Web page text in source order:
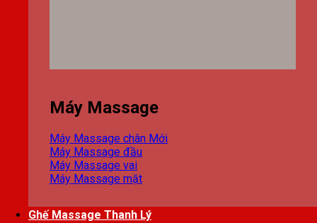
Máy Massage
Máy Massage chân
Máy Massage đầu
Máy Massage vai
Máy Massage mặt
Ghế Massage Thanh Lý